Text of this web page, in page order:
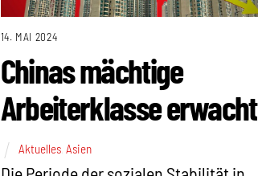
14. MAI 2024
Chinas mächtige
Arbeiterklasse erwacht
Aktuelles, Asien